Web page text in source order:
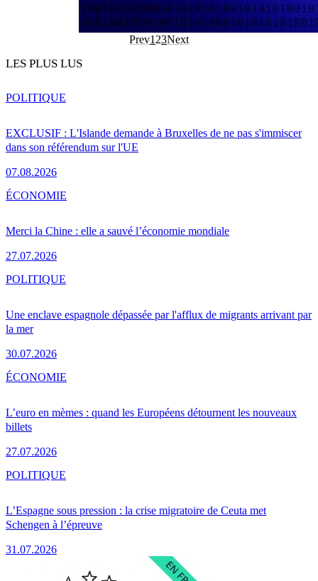
Prev1 23Next
LES PLUS LUS
EXCLUSIF : L'Islande demande à Bruxelles de ne pas s'immiscer
dans son référendum sur l'UE
07.08.2026
POLITIQUE
Merci la Chine : elle a sauvé l’économie mondiale
27.07.2026
ÉCONOMIE
Une enclave espagnole dépassée par l'afflux de migrants arrivant par
la mer
30.07.2026
POLITIQUE
L’euro en mèmes : quand les Européens détournent les nouveaux
billets
27.07.2026
ÉCONOMIE
L’Espagne sous pression : la crise migratoire de Ceuta met
Schengen à l’épreuve
31.07.2026
POLITIQUE